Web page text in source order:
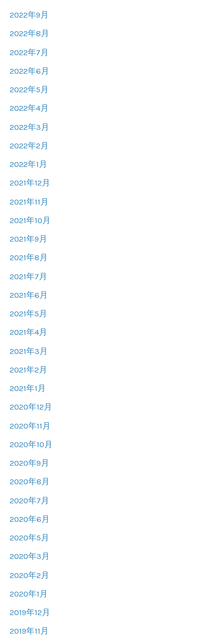
2022年9月
2022年8月
2022年7月
2022年6月
2022年5月
2022年4月
2022年3月
2022年2月
2022年1月
2021年12月
2021年11月
2021年10月
2021年9月
2021年8月
2021年7月
2021年6月
2021年5月
2021年4月
2021年3月
2021年2月
2021年1月
2020年12月
2020年11月
2020年10月
2020年9月
2020年8月
2020年7月
2020年6月
2020年5月
2020年3月
2020年2月
2020年1月
2019年12月
2019年11月